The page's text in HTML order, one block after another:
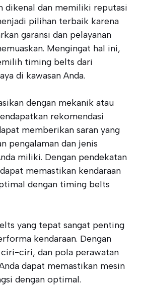
dikenal dan memiliki reputasi
pilihan terbaik karena
garansi dan pelayanan
Mengingat hal ini,
timing belts dari
di kawasan Anda.
dengan mekanik atau
rekomendasi
memberikan saran yang
pengalaman dan jenis
miliki. Dengan pendekatan
memastikan kendaraan
dengan timing belts
yang tepat sangat penting
kendaraan. Dengan
ciri, dan pola perawatan
dapat memastikan mesin
dengan optimal.